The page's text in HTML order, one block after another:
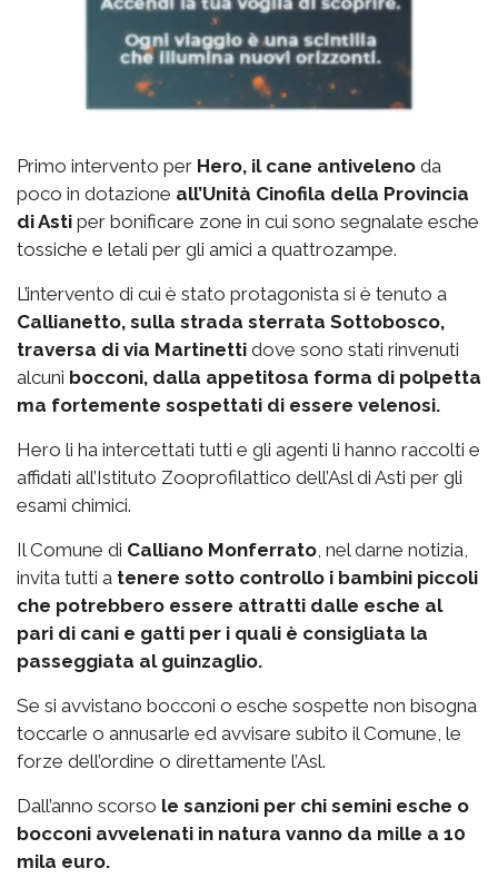
Primo intervento per Hero, il cane antiveleno da
poco in dotazione all’Unità Cinofila della Provincia
di Asti per bonificare zone in cui sono segnalate esche
tossiche e letali per gli amici a quattrozampe.
L’intervento di cui è stato protagonista si è tenuto a
Callianetto, sulla strada sterrata Sottobosco,
traversa di via Martinetti dove sono stati rinvenuti
alcuni bocconi, dalla appetitosa forma di polpetta
ma fortemente sospettati di essere velenosi.
Hero li ha intercettati tutti e gli agenti li hanno raccolti e
affidati all’Istituto Zooprofilattico dell’Asl di Asti per gli
esami chimici.
Il Comune di Calliano Monferrato, nel darne notizia,
invita tutti a tenere sotto controllo i bambini piccoli
che potrebbero essere attratti dalle esche al
pari di cani e gatti per i quali è consigliata la
passeggiata al guinzaglio.
Se si avvistano bocconi o esche sospette non bisogna
toccarle o annusarle ed avvisare subito il Comune, le
forze dell’ordine o direttamente l’Asl.
Dall’anno scorso le sanzioni per chi semini esche o
bocconi avvelenati in natura vanno da mille a 10
mila euro.